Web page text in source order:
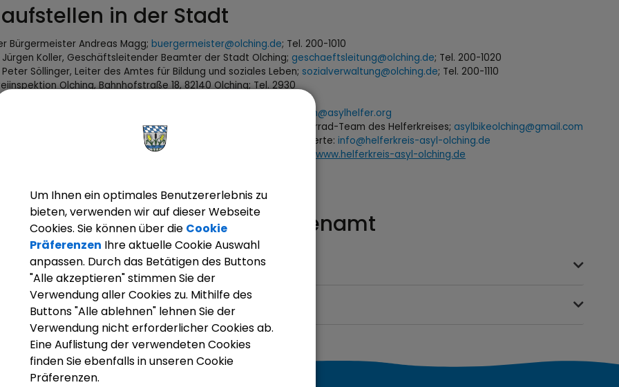
in der Stadt
Bürgermeister Andreas Magg;buergermeister@olching.de; Tel. 200-1010
Jürgen Koller, Geschäftsleitender Beamter der Stadt Olching; geschaeftsleitung@olching.de; Tel. 200-1020
Peter Söllinger, Leiter des Amtes für Bildung und soziales Leben; sozialverwaltung@olching.de; Tel. 200-1110
Olching, Bahnhofstraße 18, 82140 Olching; Tel. 2930
Helferkreis Asyl Olching;
für Kleiderspenden – bitte nur nach Absprache:
kleiderspenden@asylhelfer.org
für Fahrradspenden und bei Interesse an einer Mitarbeit im Fahrrad-Team des Helferkreises; asylbikeolching@gmail.com
für neue Helfer und an einer ehrenamtlichen Tätigkeit Interessierte:info@helferkreis-asyl-olching.de
Informationen vgl. Internetauftritt des Asylhelferkreises:
http://www.helferkreis-asyl-olching.de
zum Thema Ehrenamt
Asyl Olching
Um Ihnen ein optimales Benutzererlebnis zu
bieten, verwenden wir auf dieser Webseite
Cookies. Sie können über die Cookie
Präferenzen Ihre aktuelle Cookie Auswahl
anpassen. Durch das Betätigen des Buttons
"Alle akzeptieren" stimmen Sie der
Verwendung aller Cookies zu. Mithilfe des
Buttons "Alle ablehnen" lehnen Sie der
Verwendung nicht erforderlicher Cookies ab.
Eine Auflistung der verwendeten Cookies
finden Sie ebenfalls in unseren Cookie
Präferenzen.